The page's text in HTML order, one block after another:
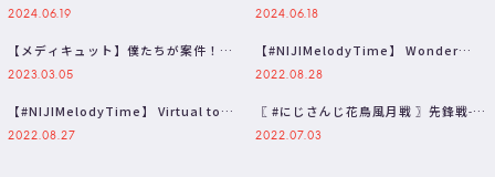
屋”をしています。三枝明那です…
2024.06.19
にじさんじ】
2024.06.18
【メディキュット】僕たちが案件！？
【不破湊/三枝明那/ShuYamin…
2023.03.05
【#NIJIMelodyTime】 Wonder
NeverLand …
2022.08.28
【#NIJIMelodyTime】 Virtual to
LIVE 【…
2022.08.27
〖 #にじさんじ花鳥風月戦 〗先鋒戦˗ˋˏ
スイートムーンなり！IKZ！…
2022.07.03